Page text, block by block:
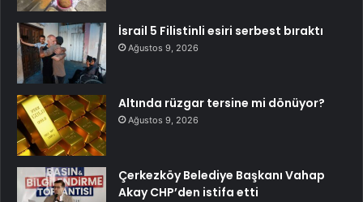
İsrail 5 Filistinli esiri serbest bıraktı
Ağustos 9, 2026
Altında rüzgar tersine mi dönüyor?
Ağustos 9, 2026
Çerkezköy Belediye Başkanı Vahap
Akay CHP’den istifa etti